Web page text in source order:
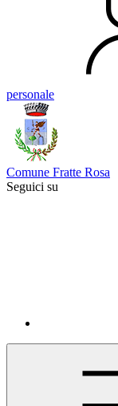
personale
Comune Fratte Rosa
Seguici su